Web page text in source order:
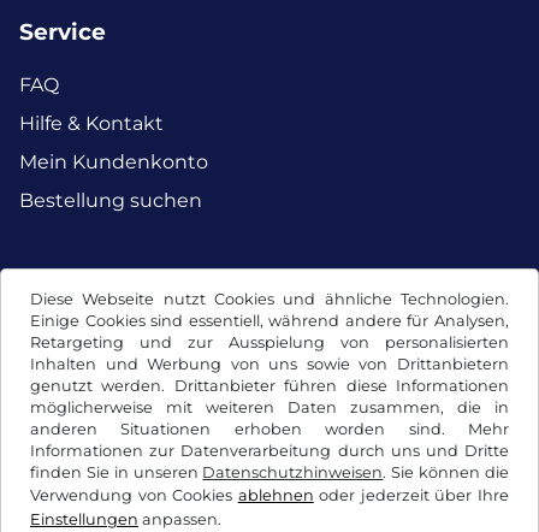
Diese Webseite nutzt Cookies und ähnliche Technologien.
Einige Cookies sind essentiell, während andere für Analysen,
Retargeting und zur Ausspielung von personalisierten
Inhalten und Werbung von uns sowie von Drittanbietern
genutzt werden. Drittanbieter führen diese Informationen
möglicherweise mit weiteren Daten zusammen, die in
anderen Situationen erhoben worden sind. Mehr
Informationen zur Datenverarbeitung durch uns und Dritte
finden Sie in unseren Datenschutzhinweisen. Sie können die
Verwendung von Cookies ablehnen oder jederzeit über Ihre
Einstellungen anpassen.
Service
FAQ
Hilfe & Kontakt
Mein Kundenkonto
Bestellung suchen
Facebook Instagram